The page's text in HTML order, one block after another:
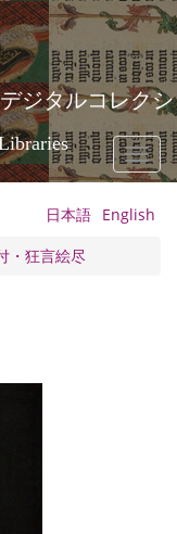
ジタルコレクシ
Toggle
日本語 English
・狂言絵尽